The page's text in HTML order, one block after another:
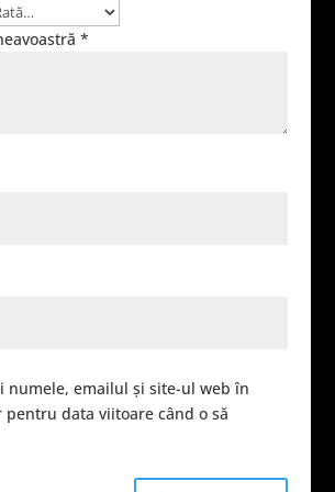
*
numele, emailul și site-ul web în
pentru data viitoare când o să